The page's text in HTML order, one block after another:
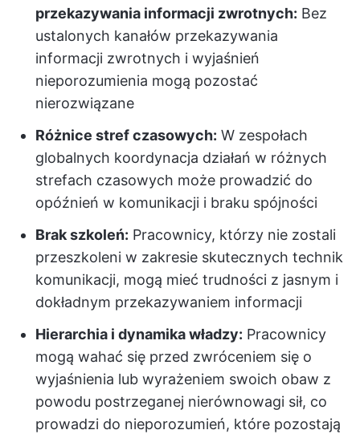
przekazywania informacji zwrotnych: Bez
ustalonych kanałów przekazywania
informacji zwrotnych i wyjaśnień
nieporozumienia mogą pozostać
nierozwiązane
Różnice stref czasowych: W zespołach
globalnych koordynacja działań w różnych
strefach czasowych może prowadzić do
opóźnień w komunikacji i braku spójności
Brak szkoleń: Pracownicy, którzy nie zostali
przeszkoleni w zakresie skutecznych technik
komunikacji, mogą mieć trudności z jasnym i
dokładnym przekazywaniem informacji
Hierarchia i dynamika władzy: Pracownicy
mogą wahać się przed zwróceniem się o
wyjaśnienia lub wyrażeniem swoich obaw z
powodu postrzeganej nierównowagi sił, co
prowadzi do nieporozumień, które pozostają